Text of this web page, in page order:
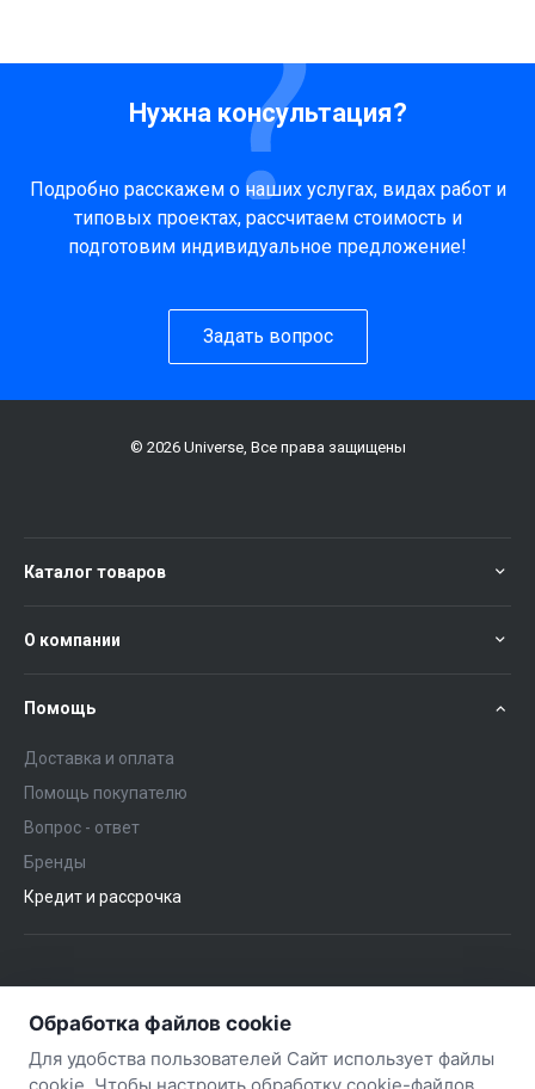
Нужна консультация?
Подробно расскажем о наших услугах, видах работ и
типовых проектах, рассчитаем стоимость и
подготовим индивидуальное предложение!
Задать вопрос
© 2026 Universe, Все права защищены
Каталог товаров
О компании
Помощь
Доставка и оплата
Помощь покупателю
Вопрос - ответ
Бренды
Кредит и рассрочка
+375 (29) 563-57-02
Обработка файлов cookie
Для удобства пользователей Сайт использует файлы